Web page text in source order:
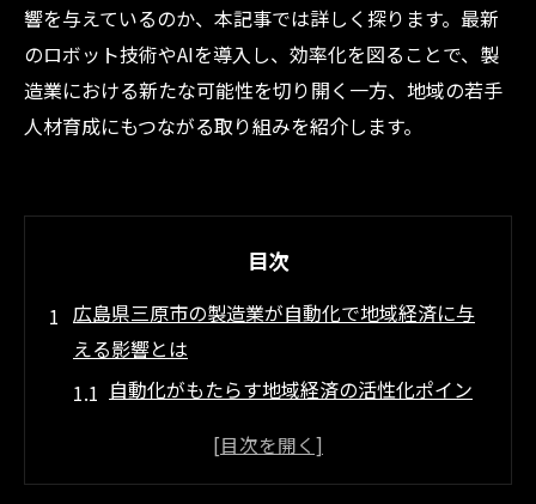
響を与えているのか、本記事では詳しく探ります。最新
のロボット技術やAIを導入し、効率化を図ることで、製
造業における新たな可能性を切り開く一方、地域の若手
人材育成にもつながる取り組みを紹介します。
目次
広島県三原市の製造業が自動化で地域経済に与
える影響とは
自動化がもたらす地域経済の活性化ポイン
三原市における製造業と地元企業の連携事